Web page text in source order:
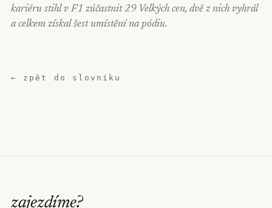
kariéru stihl v F1 zúčastnit 29 Velkých cen, dvě z nich vyhrál
a celkem získal šest umístění na pódiu.
← zpět do slovníku
zajezdíme?